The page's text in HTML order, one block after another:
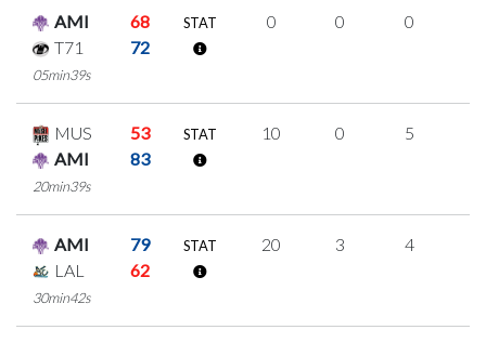
AMI
68
T71
72
05min39s
STAT 0 0 0
MUS
53
AMI
83
20min39s
STAT 10 0 5
AMI
79
LAL
62
30min42s
STAT 20 3 4